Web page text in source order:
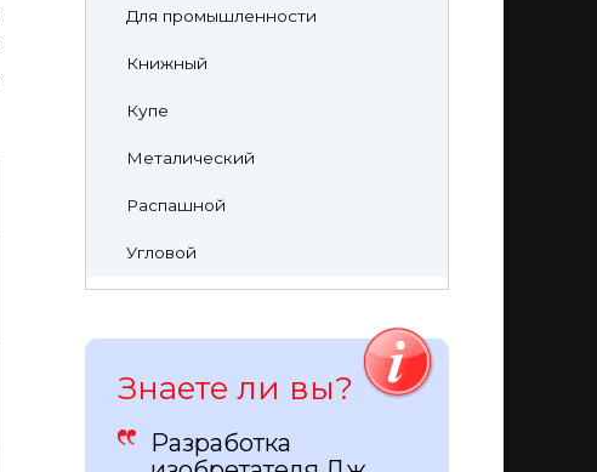
Для промышленности
Книжный
Купе
Металический
Распашной
Угловой
Знаете ли вы?
Разработка